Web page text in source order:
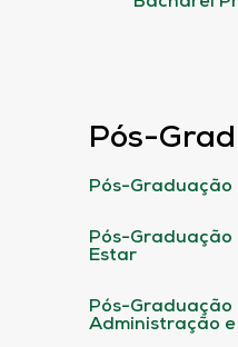
Pós-
Pós-Graduação
Pós-Graduação
Estar
Pós-Graduação
Administração